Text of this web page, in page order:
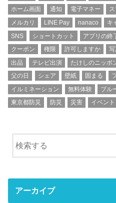
ホーム画面
通知 電子マネー
メルカリ
LINE Pay nanaco キ
SNS
ショートカット アプリの終
クーポン
権限 許可しますか 写
出品
テレビ出演 たけしのニッポ
父の日
シェア 壁紙 固まる
イルミネーション
無料体験 ブル
東京都防災
防災 災害 イベント
アーカイブ